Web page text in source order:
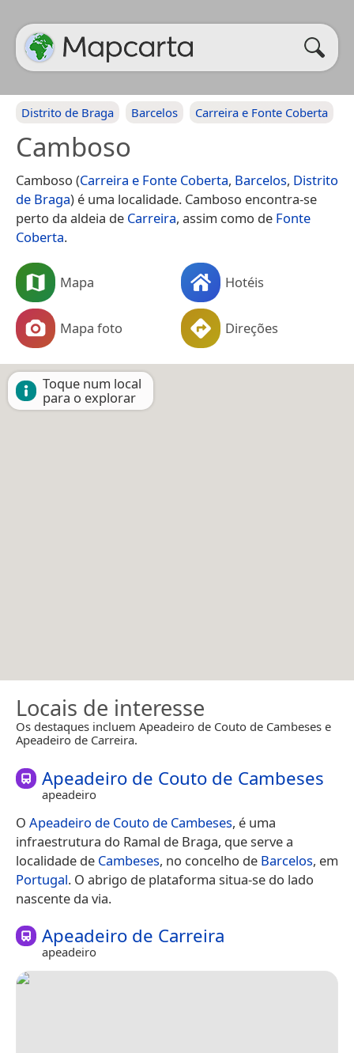
Distrito de Braga Barcelos Carreira e Fonte Coberta
Camboso
Camboso (Carreira e Fonte Coberta, Barcelos, Distrito
de Braga) é uma localidade. Camboso encontra-se
perto da aldeia de Carreira, assim como de Fonte
Coberta.
Mapa Hotéis
Mapa foto Direções
Toque num local
para o explorar
Locais de interesse
Os destaques incluem Apeadeiro de Couto de Cambeses e
Apeadeiro de Carreira.
Apeadeiro de Couto de Cambeses
apeadeiro
O Apeadeiro de Couto de Cambeses, é uma
infraestrutura do Ramal de Braga, que serve a
localidade de Cambeses, no concelho de Barcelos, em
Portugal. O abrigo de plataforma situa-se do lado
nascente da via.
Apeadeiro de Carreira
apeadeiro